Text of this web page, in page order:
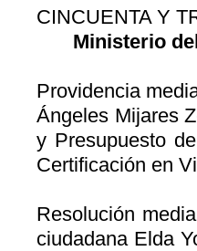
CINCUENTA Y
Ministerio
Providencia
Ángeles Mijares
y Presupuesto
Certificación en
Resolución
ciudadana Elda